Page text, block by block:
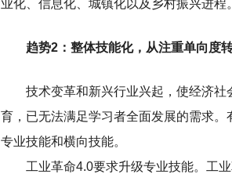
业化、信息化、城镇化以及乡村振兴进程。
趋势2：整体技能化，从注重单向度
技术变革和新兴行业兴起，使经济
育，已无法满足学习者全面发展的需求。
专业技能和横向技能。
工业革命4.0要求升级专业技能。工